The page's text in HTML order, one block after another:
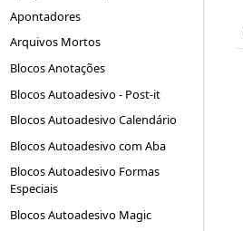
Apontadores
Arquivos Mortos
Blocos Anotações
Blocos Autoadesivo - Post-it
Blocos Autoadesivo Calendário
Blocos Autoadesivo com Aba
Blocos Autoadesivo Formas
Especiais
Blocos Autoadesivo Magic